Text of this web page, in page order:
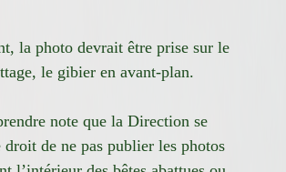
la photo devrait être prise sur le
le gibier en avant-plan.
note que la Direction se
droit de ne pas publier les photos